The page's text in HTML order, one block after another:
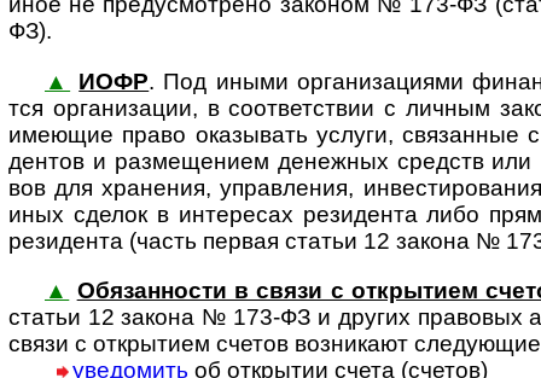
ФЗ).
▲
ИОФР. Под иными орга­ни­за­ци­ями
тся орга­ни­за­ции, в соот­вет­ст­вии с лич­ным
име­ю­щие право ока­зы­вать услуги, свя­зан­ные
ден­тов и раз­ме­ще­нием денеж­ных средств
вов для хра­не­ния, управ­ле­ния,
иных сде­лок в инте­ре­сах рези­де­нта либо
рези­де­нта (часть пер­вая ста­тьи 12 закона №
▲ Обязанности в связи с открытием
статьи 12 закона № 173-ФЗ и дру­гих пра­во­вых
связи с откры­тием сче­тов воз­ни­кают
уведомить об открытии счета (счетов)